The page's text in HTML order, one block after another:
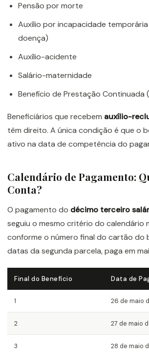
Pensão por morte
Auxílio por incapacidade
doença)
Auxílio-acidente
Salário-maternidade
Benefício de Prestação Continuada
Beneficiários que recebem auxílio-
têm direito. A única condição é que o
ativo na data de competência do
Calendário de Pagamento:
Conta?
O pagamento do décimo terceiro
seguiu o mesmo critério do calendário
conforme o número final do cartão do
datas da segunda parcela, paga em
Final do Benefício Data de
1 26 de maio
2 27 de maio
3 28 de maio